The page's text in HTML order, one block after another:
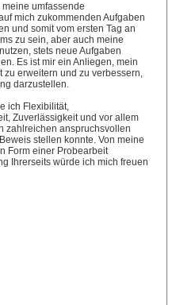
umfassende
mich zukommenden Aufgaben
und somit vom ersten Tag an
zu sein, aber auch meine
stets neue Aufgaben
Es ist mir ein Anliegen, mein
erweitern und zu verbessern,
darzustellen.
ich Flexibilität,
Zuverlässigkeit und vor allem
zahlreichen anspruchsvollen
stellen konnte. Von meine
Form einer Probearbeit
Ihrerseits würde ich mich freuen